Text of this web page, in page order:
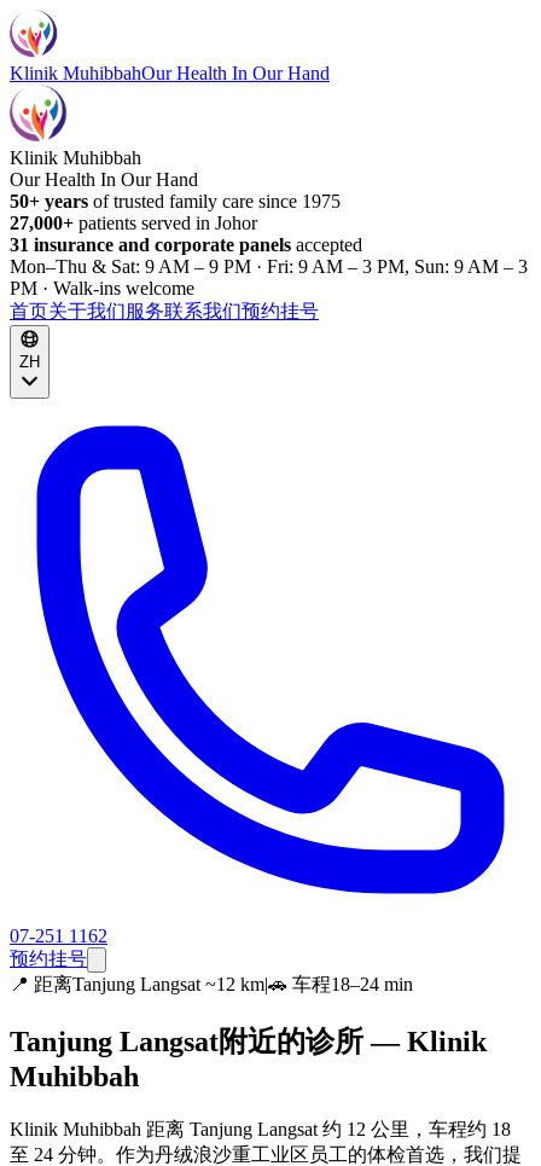
Klinik MuhibbahOur Health In Our Hand
Klinik Muhibbah
Our Health In Our Hand
50+ years of trusted family care since 1975
27,000+ patients served in Johor
31 insurance and corporate panels accepted
Mon–Thu & Sat: 9 AM – 9 PM · Fri: 9 AM – 3 PM, Sun: 9 AM – 3
PM · Walk-ins welcome
首页关于我们服务联系我们预约挂号
ZH
07-251 1162
预约挂号
📍 距离Tanjung Langsat ~12 km|🚗 车程18–24 min
Tanjung Langsat附近的诊所 — Klinik
Muhibbah
Klinik Muhibbah 距离 Tanjung Langsat 约 12 公里，车程约 18
至 24 分钟。作为丹绒浪沙重工业区员工的体检首选，我们提